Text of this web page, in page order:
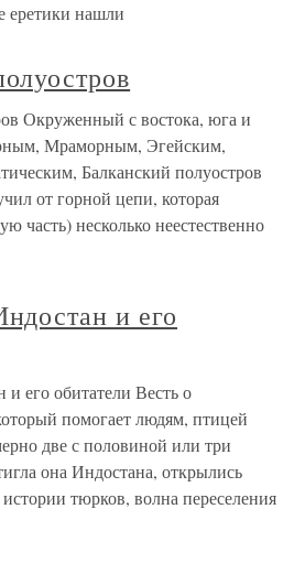
еретики нашли
Окруженный с востока, юга и
Мраморным, Эгейским,
Балканский полуостров
от горной цепи, которая
часть) несколько неестественно
и его
его обитатели Весть о
помогает людям, птицей
две с половиной или три
она Индостана, открылись
тюрков, волна переселения